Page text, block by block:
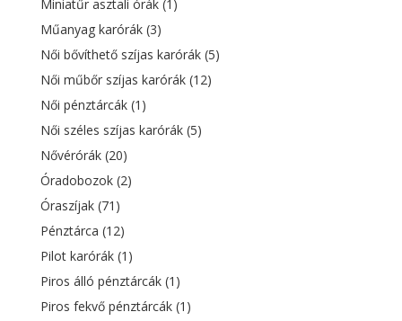
Miniatűr asztali órák (1)
Műanyag karórák (3)
Női bővíthető szíjas karórák (5)
Női műbőr szíjas karórák (12)
Női pénztárcák (1)
Női széles szíjas karórák (5)
Nővérórák (20)
Óradobozok (2)
Óraszíjak (71)
Pénztárca (12)
Pilot karórák (1)
Piros álló pénztárcák (1)
Piros fekvő pénztárcák (1)